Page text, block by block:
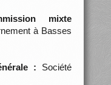
mixte
à Basses
: Société